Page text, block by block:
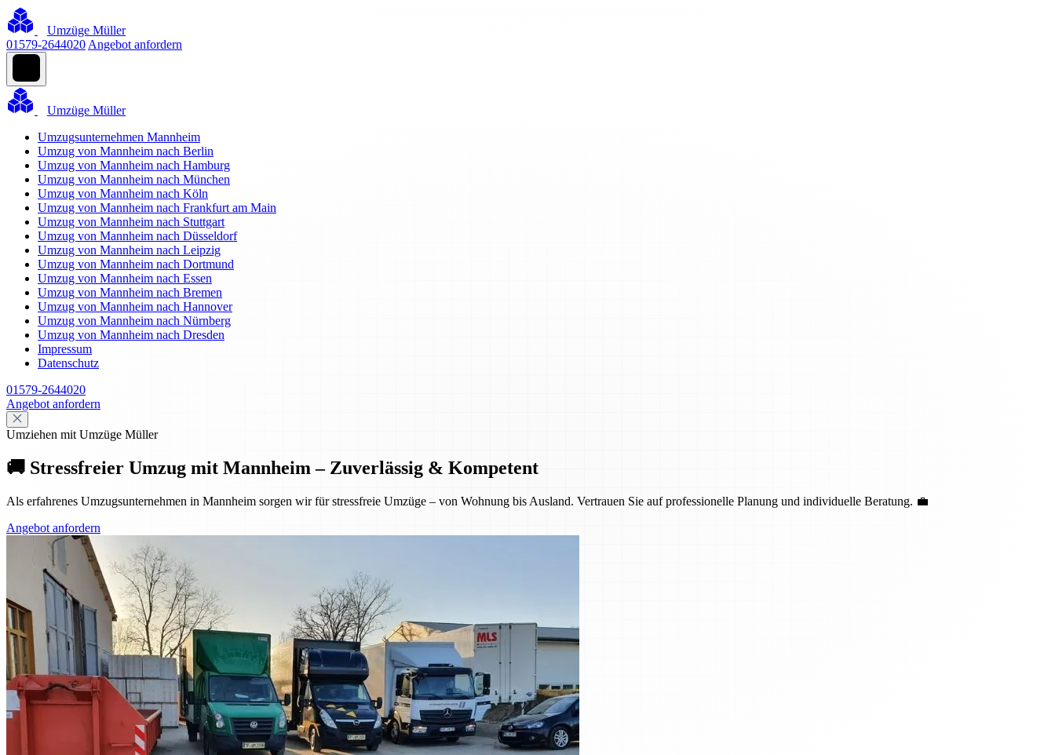
Umzüge Müller
01579-2644020 Angebot anfordern
Umzüge Müller
Umzugsunternehmen Mannheim
Umzug von Mannheim nach Berlin
Umzug von Mannheim nach Hamburg
Umzug von Mannheim nach München
Umzug von Mannheim nach Köln
Umzug von Mannheim nach Frankfurt am Main
Umzug von Mannheim nach Stuttgart
Umzug von Mannheim nach Düsseldorf
Umzug von Mannheim nach Leipzig
Umzug von Mannheim nach Dortmund
Umzug von Mannheim nach Essen
Umzug von Mannheim nach Bremen
Umzug von Mannheim nach Hannover
Umzug von Mannheim nach Nürnberg
Umzug von Mannheim nach Dresden
Impressum
Datenschutz
01579-2644020
Angebot anfordern
Umziehen mit Umzüge Müller
🚚 Stressfreier Umzug mit Mannheim – Zuverlässig & Kompetent
Als erfahrenes Umzugsunternehmen in Mannheim sorgen wir für stressfreie Umzüge – von Wohnung bis Ausland. Vertrauen Sie auf professionelle Planung und individuelle Beratung. 💼
Angebot anfordern